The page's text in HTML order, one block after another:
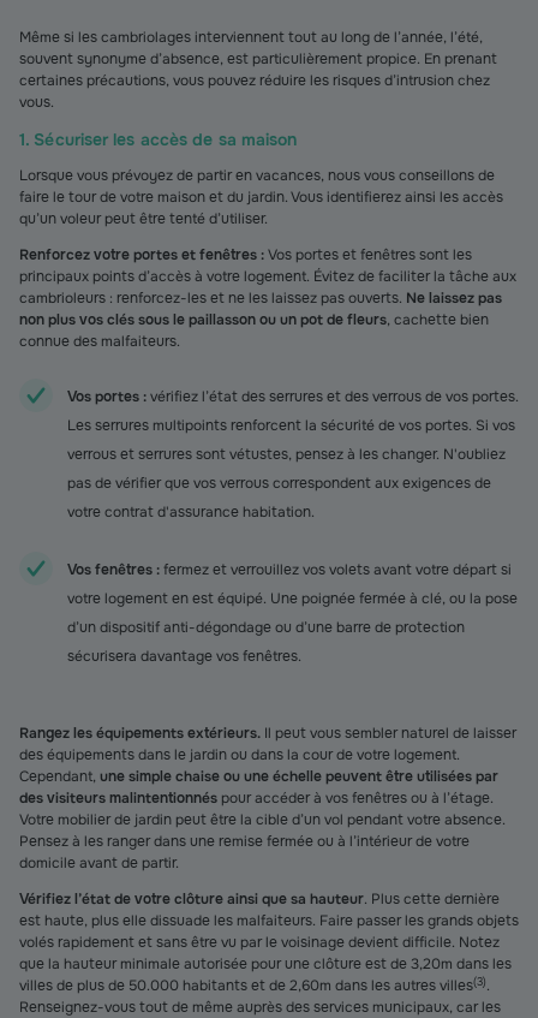
Même si les cambriolages interviennent tout au long de l’année, l’été,
souvent synonyme d’absence, est particulièrement propice. En prenant
certaines précautions, vous pouvez réduire les risques d’intrusion chez
vous.
1. Sécuriser les accès de sa maison
Lorsque vous prévoyez de partir en vacances, nous vous conseillons de
faire le tour de votre maison et du jardin. Vous identifierez ainsi les accès
qu’un voleur peut être tenté d’utiliser.
Renforcez votre portes et fenêtres :Vos portes et fenêtres sont les
principaux points d’accès à votre logement. Évitez de faciliter la tâche aux
cambrioleurs : renforcez-les et ne les laissez pas ouverts. Ne laissez pas
non plus vos clés sous le paillasson ou un pot de fleurs, cachette bien
connue des malfaiteurs.
Vos portes :vérifiez l’état des serrures et des verrous de vos portes.
Les serrures multipoints renforcent la sécurité de vos portes. Si vos
verrous et serrures sont vétustes, pensez à les changer. N'oubliez
pas de vérifier que vos verrous correspondent aux exigences de
votre contrat d'assurance habitation.
Vos fenêtres :fermez et verrouillez vos volets avant votre départ si
votre logement en est équipé. Une poignée fermée à clé, ou la pose
d’un dispositif anti-dégondage ou d’une barre de protection
sécurisera davantage vos fenêtres.
Rangez les équipements extérieurs. Il peut vous sembler naturel de laisser
des équipements dans le jardin ou dans la cour de votre logement.
Cependant, une simple chaise ou une échelle peuvent être utilisées par
des visiteurs malintentionnés pour accéder à vos fenêtres ou à l’étage.
Votre mobilier de jardin peut être la cible d’un vol pendant votre absence.
Pensez à les ranger dans une remise fermée ou à l’intérieur de votre
domicile avant de partir.
Vérifiez l’état de votre clôture ainsi que sa hauteur. Plus cette dernière
est haute, plus elle dissuade les malfaiteurs. Faire passer les grands objets
volés rapidement et sans être vu par le voisinage devient difficile. Notez
que la hauteur minimale autorisée pour une clôture est de 3,20m dans les
villes de plus de 50.000 habitants et de 2,60m dans les autres villes(3).
Renseignez-vous tout de même auprès des services municipaux, car les